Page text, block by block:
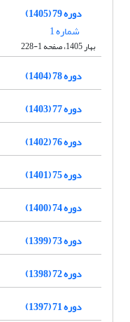
دوره 79 (1405)
شماره 1
بهار 1405، صفحه 1-228
دوره 78 (1404)
دوره 77 (1403)
دوره 76 (1402)
دوره 75 (1401)
دوره 74 (1400)
دوره 73 (1399)
دوره 72 (1398)
دوره 71 (1397)